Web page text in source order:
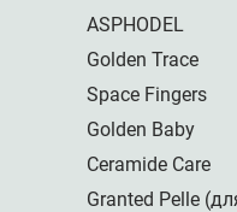
ASPHODEL
Golden Trace
Space Fingers
Golden Baby
Ceramide Care
Granted Pelle